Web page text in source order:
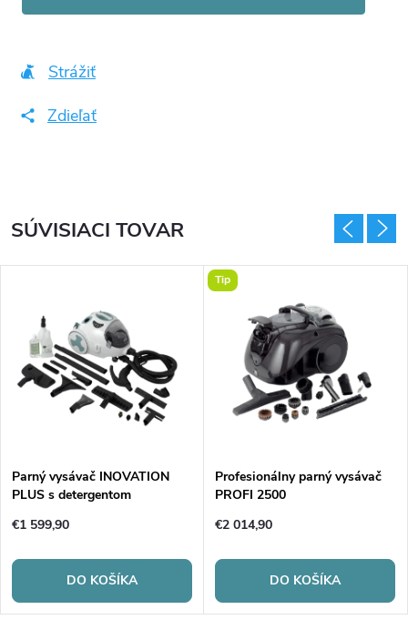
Strážiť
Zdieľať
SÚVISIACI TOVAR
Parný vysávač INOVATION
PLUS s detergentom
€1 599,90
DO KOŠÍKA
Tip
Profesionálny parný vysávač
PROFI 2500
€2 014,90
DO KOŠÍKA